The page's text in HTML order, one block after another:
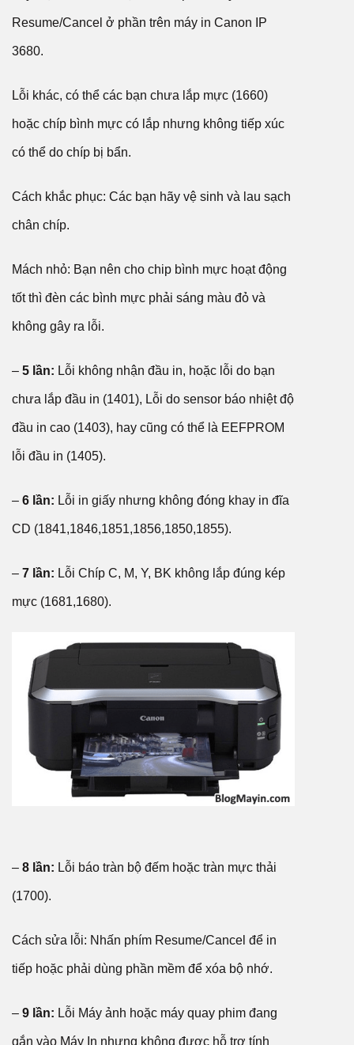
Resume/Cancel ở phần trên máy in Canon IP
3680.
Lỗi khác, có thể các bạn chưa lắp mực (1660)
hoặc chíp bình mực có lắp nhưng không tiếp xúc
có thể do chíp bị bẩn.
Cách khắc phục: Các bạn hãy vệ sinh và lau sạch
chân chíp.
Mách nhỏ: Bạn nên cho chip bình mực hoạt động
tốt thì đèn các bình mực phải sáng màu đỏ và
không gây ra lỗi.
– 5 lần: Lỗi không nhận đầu in, hoặc lỗi do bạn
chưa lắp đầu in (1401), Lỗi do sensor báo nhiệt độ
đầu in cao (1403), hay cũng có thể là EEFPROM
lỗi đầu in (1405).
– 6 lần: Lỗi in giấy nhưng không đóng khay in đĩa
CD (1841,1846,1851,1856,1850,1855).
– 7 lần: Lỗi Chíp C, M, Y, BK không lắp đúng kép
mực (1681,1680).
– 8 lần: Lỗi báo tràn bộ đếm hoặc tràn mực thải
(1700).
Cách sửa lỗi: Nhấn phím Resume/Cancel để in
tiếp hoặc phải dùng phần mềm để xóa bộ nhớ.
– 9 lần: Lỗi Máy ảnh hoặc máy quay phim đang
gắn vào Máy In nhưng không được hỗ trợ tính